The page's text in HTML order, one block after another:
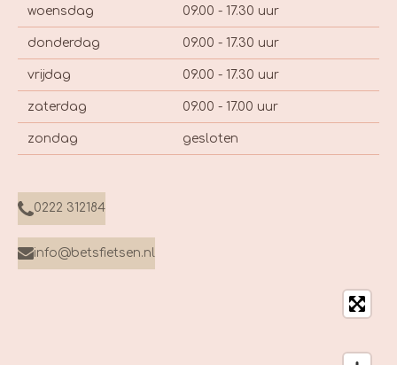
woensdag 09.00 - 17.30 uur
donderdag 09.00 - 17.30 uur
vrijdag 09.00 - 17.30 uur
zaterdag 09.00 - 17.00 uur
zondag gesloten
0222 312184
info@betsfietsen.nl